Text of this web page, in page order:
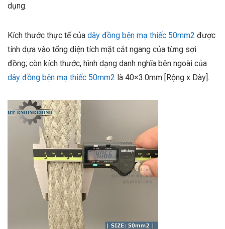
dụng.
Kích thước thực tế của dây đồng bện mạ thiếc 50mm2 được
tính dựa vào tổng diện tích mặt cắt ngang của từng sợi
đồng; còn kích thước, hình dạng danh nghĩa bên ngoài của
dây đồng bện mạ thiếc 50mm2 là 40×3.0mm [Rộng x Dày].